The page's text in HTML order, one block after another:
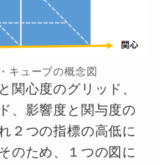
キューブの概念図
関心度のグリッド、
、影響度と関与度の
２つの指標の高低に
のため、１つの図に